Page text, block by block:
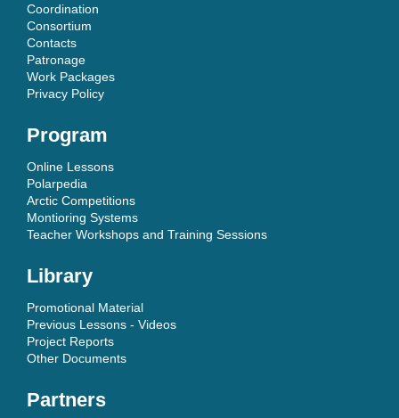
Coordination
Consortium
Contacts
Patronage
Work Packages
Privacy Policy
Program
Online Lessons
Polarpedia
Arctic Competitions
Montioring Systems
Teacher Workshops and Training Sessions
Library
Promotional Material
Previous Lessons - Videos
Project Reports
Other Documents
Partners